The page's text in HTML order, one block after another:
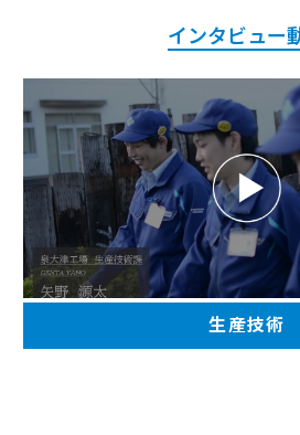
インタビュー
生産技術